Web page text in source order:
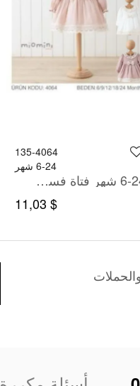
135-4064
6-24 شهر
6-24 شهر فتاة فستان
$ 11,03